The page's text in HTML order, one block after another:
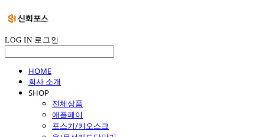
LOG IN 로그인
HOME
회사 소개
SHOP
전체상품
애플페이
포스기/키오스크